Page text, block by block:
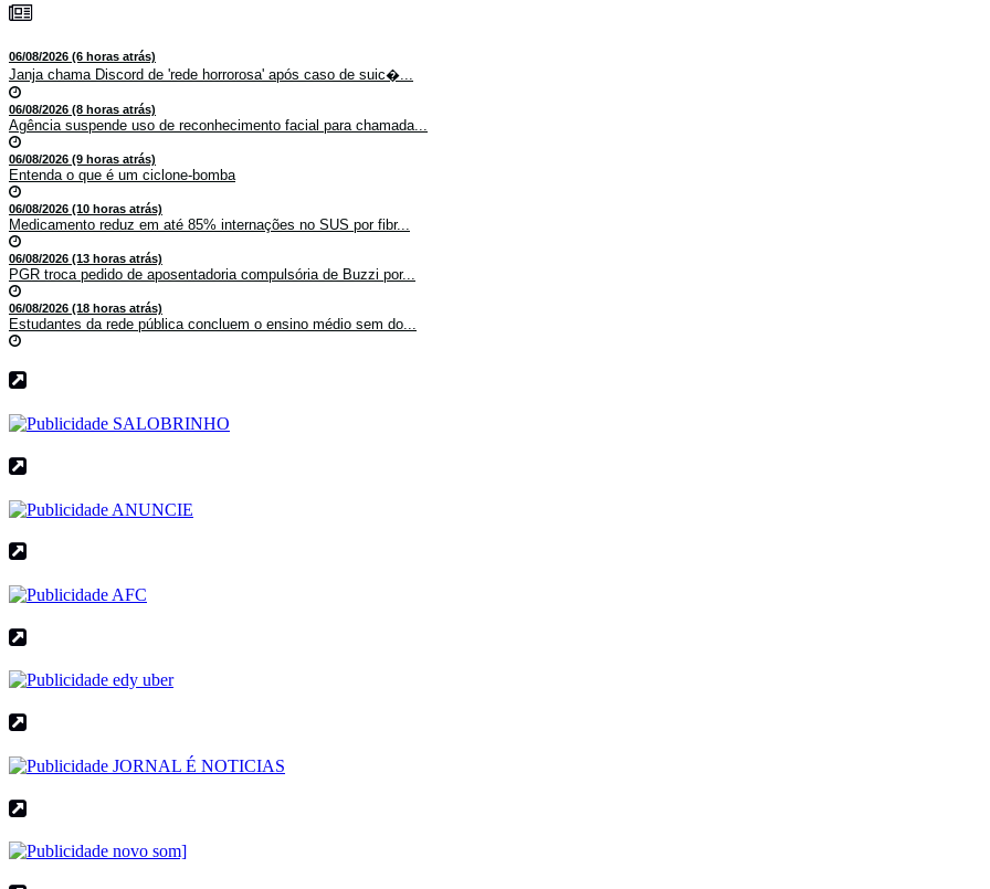
06/08/2026 (6 horas atrás)
Janja chama Discord de 'rede horrorosa' após caso de suic�...
06/08/2026 (8 horas atrás)
Agência suspende uso de reconhecimento facial para chamada...
06/08/2026 (9 horas atrás)
Entenda o que é um ciclone-bomba
06/08/2026 (10 horas atrás)
Medicamento reduz em até 85% internações no SUS por fibr...
06/08/2026 (13 horas atrás)
PGR troca pedido de aposentadoria compulsória de Buzzi por...
06/08/2026 (18 horas atrás)
Estudantes da rede pública concluem o ensino médio sem do...